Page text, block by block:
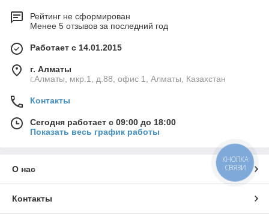
Рейтинг не сформирован
Менее 5 отзывов за последний год
Работает с 14.01.2015
г. Алматы
г.Алматы, мкр.1, д.88, офис 1, Алматы, Казахстан
Контакты
Сегодня работает с 09:00 до 18:00
Показать весь график работы
О нас
Контакты
КНОПКА
СВЯЗИ